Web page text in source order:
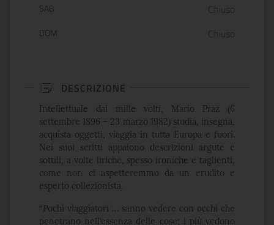
SAB
DOM
DESCRIZIONE
Intellettuale dai mille volti, Mario Praz (6
settembre 1896 – 23 marzo 1982) studia, insegna,
acquista oggetti, viaggia in tutta Europa e fuori.
Nei suoi scritti appaiono descrizioni argute e
sottili, a volte liriche, spesso ironiche e taglienti,
come non ci aspetteremmo da un erudito e
esperto collezionista.
“Pochi viaggiatori … sanno vedere con occhi che
penetrano nell’essenza delle cose; i più vedono